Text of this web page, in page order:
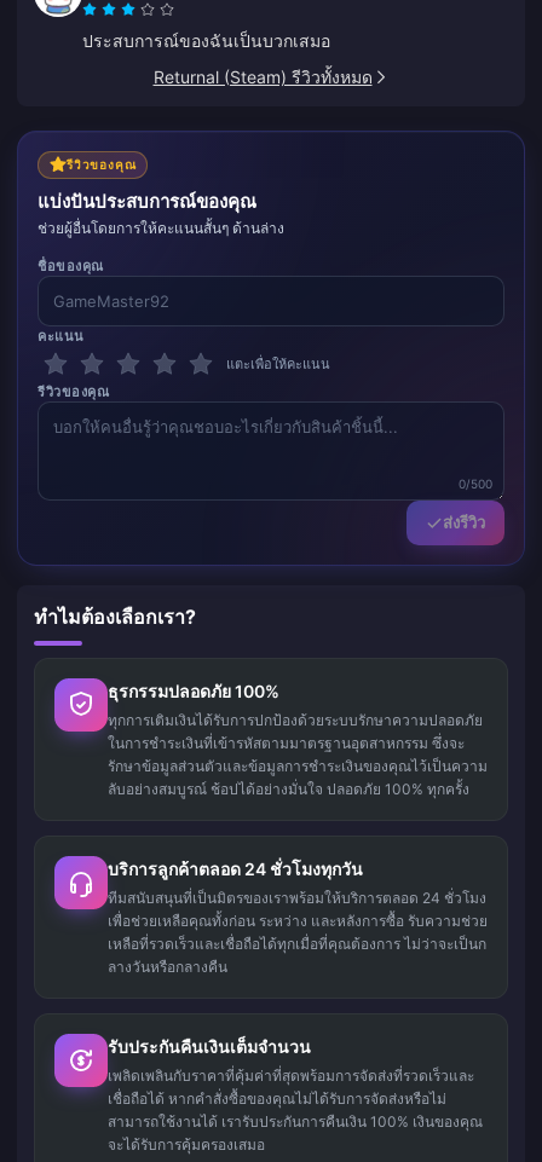
ประสบการณ์ของฉันเป็นบวกเสมอ
Returnal (Steam) รีวิวทั้งหมด
รีวิวของคุณ
แบ่งปันประสบการณ์ของคุณ
ช่วยผู้อื่นโดยการให้คะแนนสั้นๆ ด้านล่าง
ชื่อของคุณ
คะแนน
แตะเพื่อให้คะแนน
รีวิวของคุณ
0/500
ส่งรีวิว
ทำไมต้องเลือกเรา?
ธุรกรรมปลอดภัย 100%
ทุกการเติมเงินได้รับการปกป้องด้วยระบบรักษาความปลอดภัย
ในการชำระเงินที่เข้ารหัสตามมาตรฐานอุตสาหกรรม ซึ่งจะ
รักษาข้อมูลส่วนตัวและข้อมูลการชำระเงินของคุณไว้เป็นความ
ลับอย่างสมบูรณ์ ช้อปได้อย่างมั่นใจ ปลอดภัย 100% ทุกครั้ง
บริการลูกค้าตลอด 24 ชั่วโมงทุกวัน
ทีมสนับสนุนที่เป็นมิตรของเราพร้อมให้บริการตลอด 24 ชั่วโมง
เพื่อช่วยเหลือคุณทั้งก่อน ระหว่าง และหลังการซื้อ รับความช่วย
เหลือที่รวดเร็วและเชื่อถือได้ทุกเมื่อที่คุณต้องการ ไม่ว่าจะเป็นก
ลางวันหรือกลางคืน
รับประกันคืนเงินเต็มจำนวน
เพลิดเพลินกับราคาที่คุ้มค่าที่สุดพร้อมการจัดส่งที่รวดเร็วและ
เชื่อถือได้ หากคำสั่งซื้อของคุณไม่ได้รับการจัดส่งหรือไม่
สามารถใช้งานได้ เรารับประกันการคืนเงิน 100% เงินของคุณ
จะได้รับการคุ้มครองเสมอ